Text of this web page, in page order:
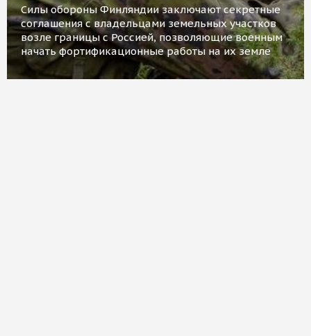
Силы обороны Финляндии заключают секретные
соглашения с владельцами земельных участков
возле границы с Россией, позволяющие военным
начать фортификационные работы на их земле